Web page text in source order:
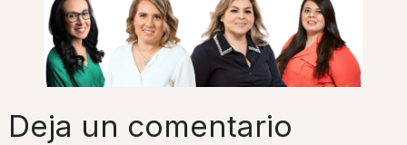
Deja un comentario